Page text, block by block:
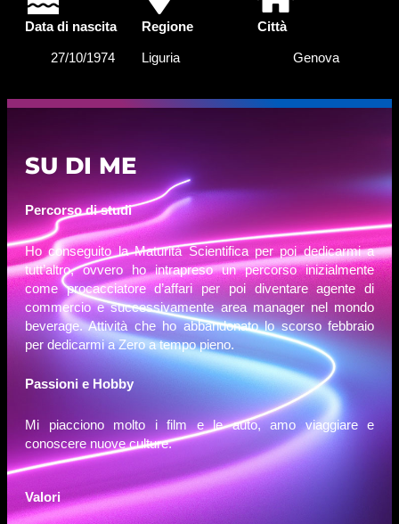
Data di nascita
27/10/1974
Regione
Liguria
Città
Genova
SU DI ME
Percorso di studi
Ho conseguito la Maturità Scientifica per poi dedicarmi a
tutt’altro, ovvero ho intrapreso un percorso inizialmente
come procacciatore d’affari per poi diventare agente di
commercio e successivamente area manager nel mondo
beverage. Attività che ho abbandonato lo scorso febbraio
per dedicarmi a Zero a tempo pieno.
Passioni e Hobby
Mi piacciono molto i film e le auto, amo viaggiare e
conoscere nuove culture.
Valori